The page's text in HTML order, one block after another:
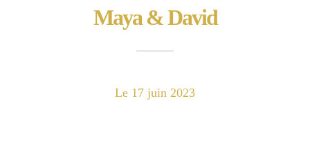
Maya & David
Le 17 juin 2023